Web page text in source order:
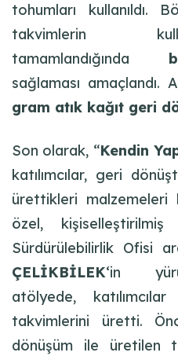
tohumları kullanıldı.
takvimlerin
tamamlandığında
sağlaması amaçlandı.
gram atık kağıt geri
Son olarak, “Kendin
katılımcılar, geri
ürettikleri malzemeleri
özel, kişiselleştirilmiş
Sürdürülebilirlik Ofisi
ÇELİKBİLEK‘in
atölyede,
takvimlerini üretti.
dönüşüm ile üretilen